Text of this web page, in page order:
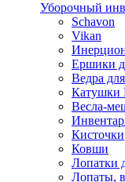
Уборочный
Schavon
Vikan
Ершики
Ведра
Катушки
Весла-
Кисточки
Ковши
Лопатки
Лопаты,